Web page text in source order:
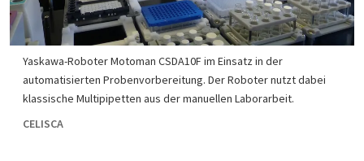
Yaskawa-Roboter Motoman CSDA10F im Einsatz in der
automatisierten Probenvorbereitung. Der Roboter nutzt dabei
klassische Multipipetten aus der manuellen Laborarbeit.
CELISCA